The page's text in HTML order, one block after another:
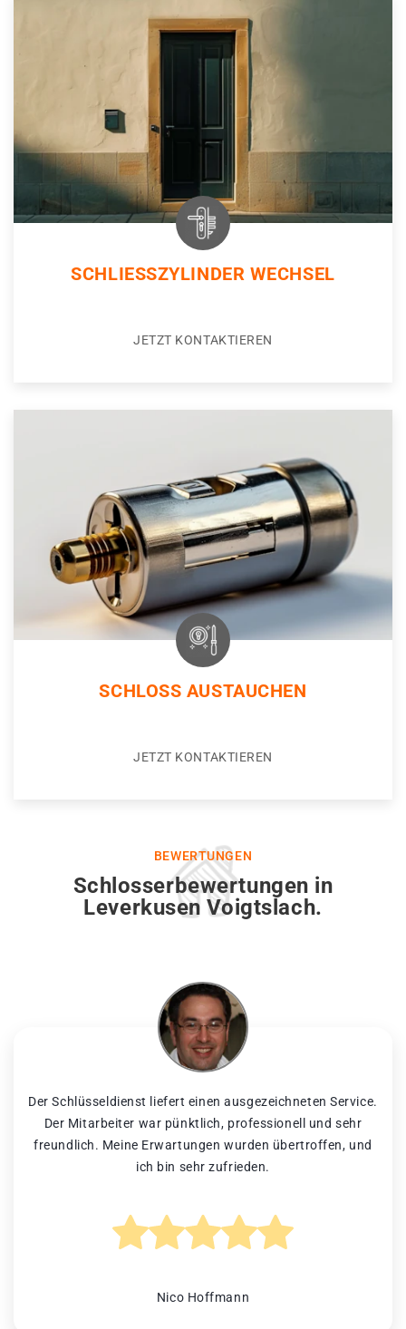
SCHLIESSZYLINDER WECHSEL
JETZT KONTAKTIEREN
SCHLOSS AUSTAUCHEN
JETZT KONTAKTIEREN
BEWERTUNGEN
Schlosserbewertungen in
Leverkusen Voigtslach.
Der Schlüsseldienst liefert einen ausgezeichneten Service.
Der Mitarbeiter war pünktlich, professionell und sehr
freundlich. Meine Erwartungen wurden übertroffen, und
ich bin sehr zufrieden.
Nico Hoffmann